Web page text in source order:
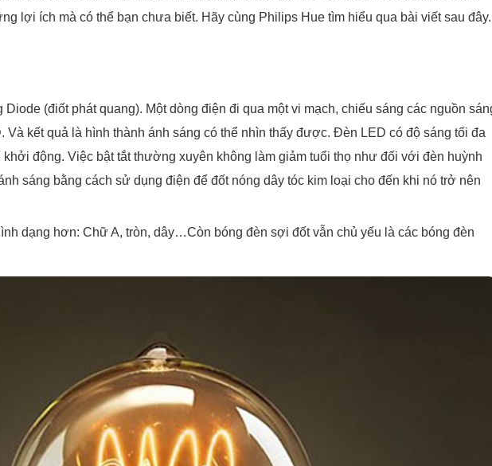
lợi ích mà có thể bạn chưa biết. Hãy cùng Philips Hue tìm hiểu qua bài viết sau đây.
Diode (điốt phát quang). Một dòng điện đi qua một vi mạch, chiếu sáng các nguồn
Và kết quả là hình thành ánh sáng có thể nhìn thấy được. Đèn LED có độ sáng tối đa
động. Việc bật tắt thường xuyên không làm giảm tuổi thọ như đối với đèn huỳnh
sáng bằng cách sử dụng điện để đốt nóng dây tóc kim loại cho đến khi nó trở nên
dạng hơn: Chữ A, tròn, dây…Còn bóng đèn sợi đốt vẫn chủ yếu là các bóng đèn